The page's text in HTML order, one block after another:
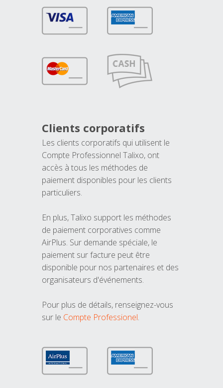
Clients corporatifs
Les clients corporatifs qui utilisent le
Compte Professionnel Talixo, ont
accès à tous les méthodes de
paiement disponibles pour les clients
particuliers.
En plus, Talixo support les méthodes
de paiement corporatives comme
AirPlus. Sur demande spéciale, le
paiement sur facture peut être
disponible pour nos partenaires et des
organisateurs d'événements.
Pour plus de détails, renseignez-vous
sur le Compte Professionel.